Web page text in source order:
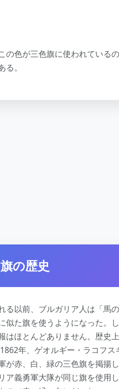
の色が三色旗に使われている
。
の歴史
る以前、ブルガリア人は「馬
似た旗を使うようになった。
はほとんどありません。歴史
年、ゲオルギー・ラコフス
が赤、白、緑の三色旗を掲揚
ア義勇軍大隊が同じ旗を使用